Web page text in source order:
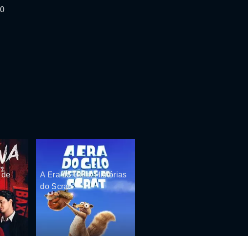
A Era do Gelo: Histórias
do Scrat